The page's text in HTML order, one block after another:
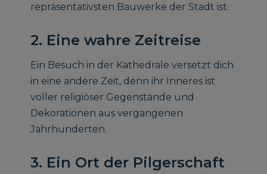
repräsentativsten Bauwerke der Stadt ist.
2. Eine wahre Zeitreise
Ein Besuch in der Kathedrale versetzt dich
in eine andere Zeit, denn ihr Inneres ist
voller religiöser Gegenstände und
Dekorationen aus vergangenen
Jahrhunderten.
3. Ein Ort der Pilgerschaft